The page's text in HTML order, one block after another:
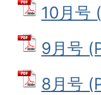
10月号
9月号
8月号